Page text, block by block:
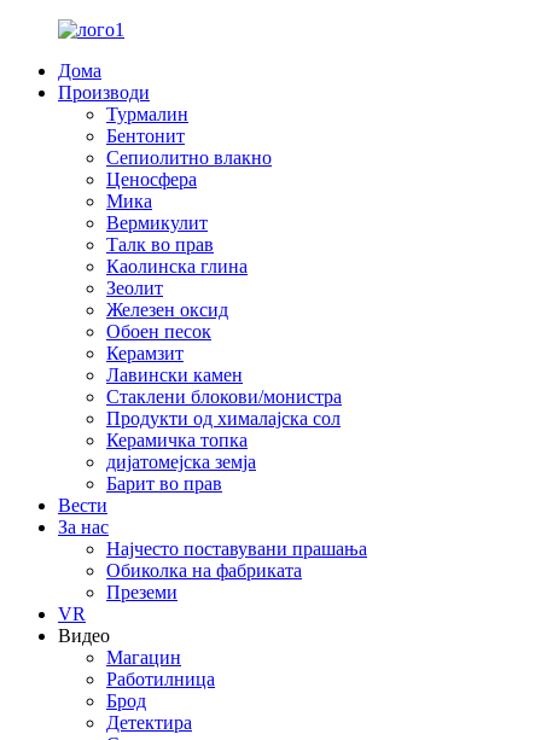
Дома
Производи
Турмалин
Бентонит
Сепиолитно влакно
Ценосфера
Мика
Вермикулит
Талк во прав
Каолинска глина
Зеолит
Железен оксид
Обоен песок
Керамзит
Лавински камен
Стаклени блокови/монистра
Продукти од хималајска сол
Керамичка топка
дијатомејска земја
Барит во прав
Вести
За нас
Најчесто поставувани прашања
Обиколка на фабриката
Преземи
VR
Видео
Магацин
Работилница
Брод
Детектира